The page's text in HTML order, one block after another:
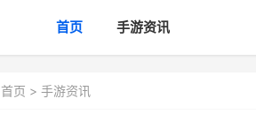
首页 手游资讯
首页 > 手游资讯